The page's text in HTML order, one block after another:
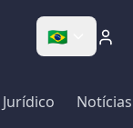
🇧🇷
Notícias